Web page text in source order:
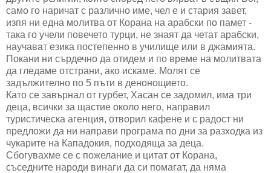
само го наричат с различно име, чел е и стария завет,
изпя ни една молитва от Корана на арабски по памет -
така го учели повечето турци, не знаят да четат арабски,
научават езика постепенно в училище или в джамията.
Покани ни сърдечно да отидем и по време на молитвата
да гледаме отстрани, ако искаме. Молят се
задължително по 5 пъти в денонощието.
Като се завърнал от гурбет, Хасан се задомил, има три
деца, всички за щастие около него, направил
туристическа агенция, отворил кафене и с радост ни
предложи да ни направи програма по дни за разходка из
чукарите на Кападокия, подходяща за деца.
Сбогувахме се с пожелание и цитат от Корана,
съседните народи винаги да си помагат, да няма